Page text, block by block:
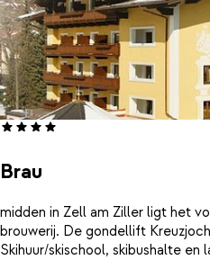
Brau
midden in Zell am Ziller ligt het
brouwerij. De gondellift
Skihuur/skischool, skibushalte en